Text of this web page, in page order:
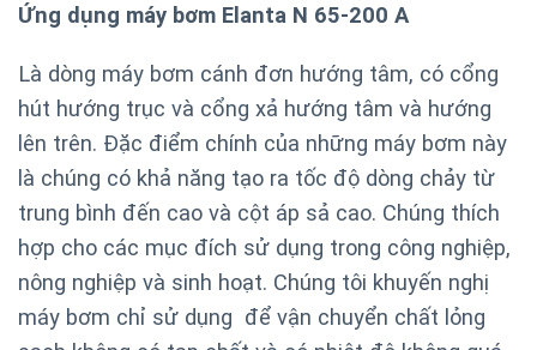
Ứng dụng máy bơm Elanta N 65-200 A
Là dòng máy bơm cánh đơn hướng tâm, có cổng
hút hướng trục và cổng xả hướng tâm và hướng
lên trên. Đặc điểm chính của những máy bơm này
là chúng có khả năng tạo ra tốc độ dòng chảy từ
trung bình đến cao và cột áp sả cao. Chúng thích
hợp cho các mục đích sử dụng trong công nghiệp,
nông nghiệp và sinh hoạt. Chúng tôi khuyến nghị
máy bơm chỉ sử dụng để vận chuyển chất lỏng